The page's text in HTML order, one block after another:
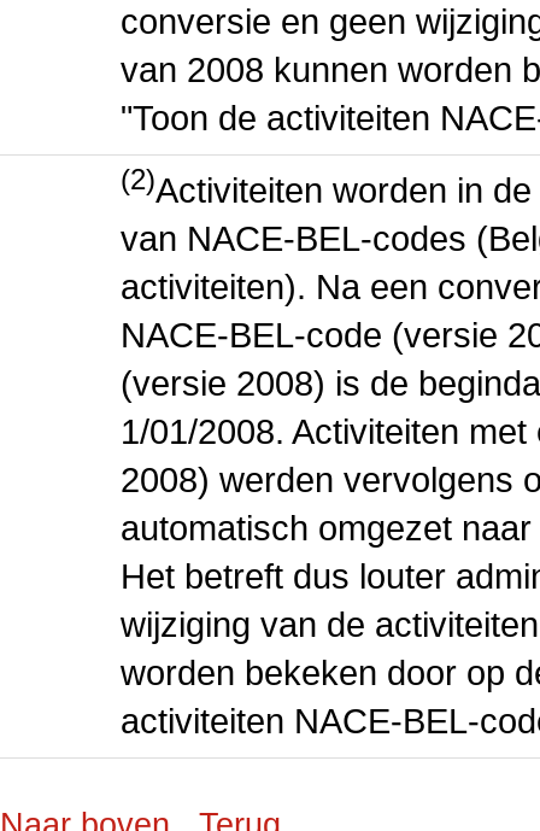
conversie en geen
van 2008 kunnen worden
"Toon de activiteiten
(2)Activiteiten worden in
van NACE-BEL-codes
activiteiten). Na een
NACE-BEL-code (versie
(versie 2008) is de
1/01/2008. Activiteiten
2008) werden vervolgens
automatisch omgezet
Het betreft dus louter
wijziging van de
worden bekeken door op
activiteiten NACE-BEL-